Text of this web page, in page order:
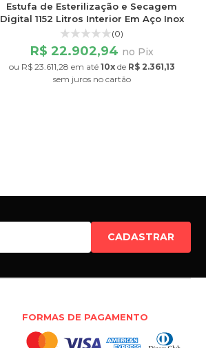
Estufa de Esterilização e Secagem
Digital 1152 Litros Interior Em Aço Inox
(0)
R$ 22.902,94 no Pix
ou R$ 23.611,28 em até 10xde R$ 2.361,13
sem jurosno cartão
CADASTRAR
FORMAS DE PAGAMENTO